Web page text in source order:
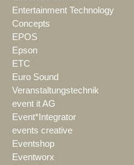
Entertainment Technology
Concepts
EPOS
Epson
ETC
Euro Sound
Veranstaltungstechnik
event it AG
Event*Integrator
events creative
Eventshop
Eventworx